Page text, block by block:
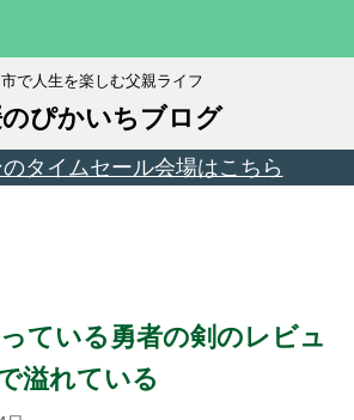
で人生を楽しむ父親ライフ
ぴかいちブログ
タイムセール会場はこちら
ている勇者の剣のレビュ
溢れている